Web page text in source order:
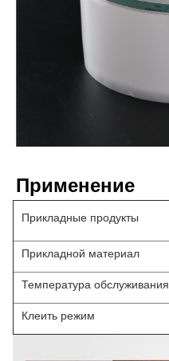
Применение
Прикладные продукты
Прикладной материал
Температура обслуживания
Клеить режим